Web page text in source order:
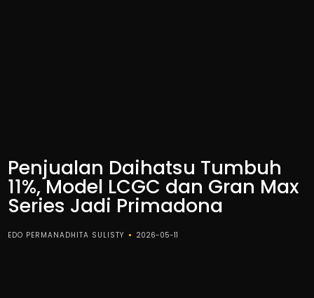
Penjualan Daihatsu Tumbuh
11%, Model LCGC dan Gran Max
Series Jadi Primadona
EDO PERMANADHITA SULISTY 2026-05-11